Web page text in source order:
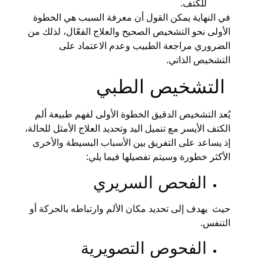
للكتف.
في النهاية يمكن القول أن معرفة السبب هي الخطوة
الأولى نحو التشخيص الصحيح والعلاج الفعّال، لذلك من
الضروري مراجعة الطبيب وعدم الاعتماد على
التشخيص الذاتي.
التشخيص الطبي
يُعد التشخيص الدقيق الخطوة الأولى لفهم طبيعة ألم
الكتف الأيسر مع تنميل اليد وتحديد العلاج الأمثل للحالة،
إذ يساعد على التفريق بين الأسباب البسيطة والأخرى
الأكثر خطورة وسيتم تفصيلها فيما يلي:
الفحص السريري
حيث يهدف إلى تحديد مكان الألم وارتباطه بالحركة أو
التنفس.
الفحوص التصويرية